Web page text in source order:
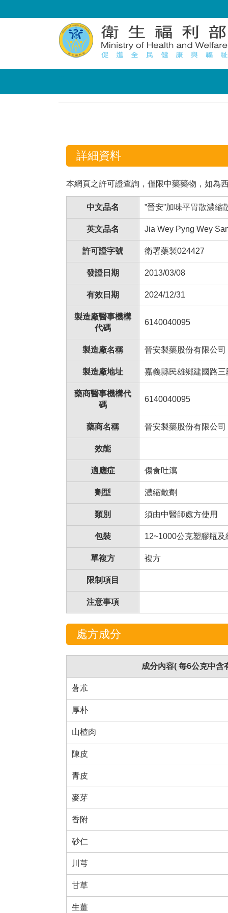
詳細資料
本網頁之許可證查詢，僅限中藥藥物，如為
中文品名 ”晉安”加味平胃散濃縮
英文品名 Jia Wey Pyng Wey
許可證字號 衛署藥製024427
發證日期 2013/03/08
有效日期 2024/12/31
製造廠醫事機構
代碼
6140040095
製造廠名稱 晉安製藥股份有限公司
製造廠地址 嘉義縣民雄鄉建國路
藥商醫事機構代
碼
6140040095
藥商名稱 晉安製藥股份有限公司
效能
適應症 傷食吐瀉
劑型 濃縮散劑
類別 須由中醫師處方使用
包裝 12~1000公克塑膠瓶及
單複方 複方
限制項目
注意事項
處方成分
成分內容( 每6公克中含
蒼朮
厚朴
山楂肉
陳皮
青皮
麥芽
香附
砂仁
川芎
甘草
生薑